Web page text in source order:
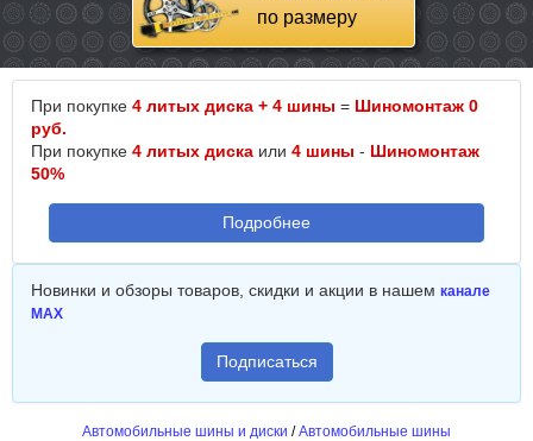
по размеру
При покупке 4 литых диска + 4 шины = Шиномонтаж 0
руб.
При покупке 4 литых диска или 4 шины - Шиномонтаж
50%
Подробнее
Новинки и обзоры товаров, скидки и акции в нашем канале
MAX
Подписаться
Автомобильные шины и диски /Автомобильные шины